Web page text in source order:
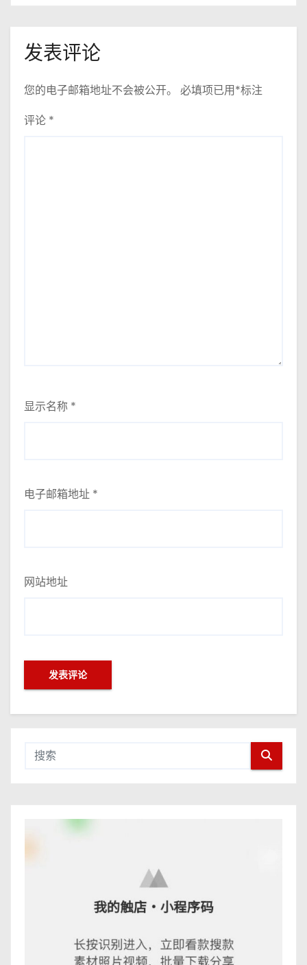
发表评论
您的电子邮箱地址不会被公开。 必填项已用*标注
评论 *
显示名称 *
电子邮箱地址 *
网站地址